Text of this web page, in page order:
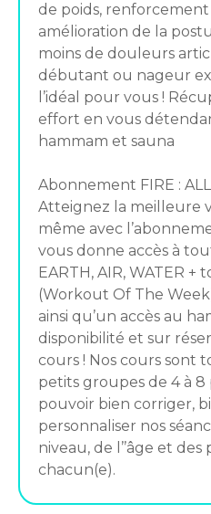
de poids,
amélioration de la
moins de douleurs
débutant ou nageur
l’idéal pour vous !
effort en vous
hammam et sauna
Abonnement FIRE :
Atteignez la meilleure
même avec
vous donne accès à
EARTH, AIR, WATER +
(Workout Of The
ainsi qu’un accès au
disponibilité et sur
cours ! Nos cours sont
petits groupes de 4 à 8
pouvoir bien corriger,
personnaliser nos
niveau, de l’’âge et
chacun(e).